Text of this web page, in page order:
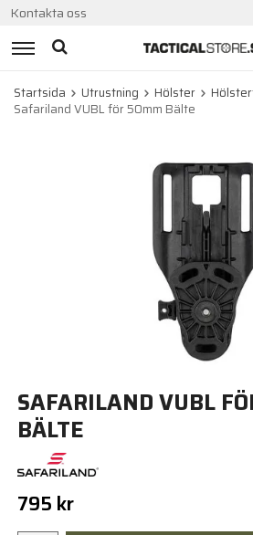
Kontakta oss
Startsida Utrustning Hölster
Safariland VUBL för 50mm Bälte
SAFARILAND VUBL
BÄLTE
795 kr